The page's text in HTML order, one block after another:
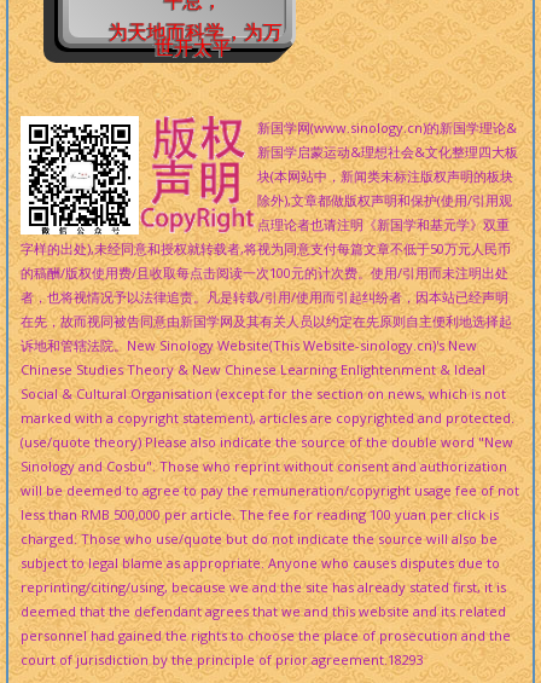
为天地而科学，为万
世开太平
新国学网(www.sinology.cn)的新国学理论&
新国学启蒙运动&理想社会&文化整理四大板
块(本网站中，新闻类未标注版权声明的板块
除外),文章都做版权声明和保护(使用/引用观
点理论者也请注明《新国学和基元学》双重
字样的出处),未经同意和授权就转载者,将视为同意支付每篇文章不低于50万元人民币
的稿酬/版权使用费/且收取每点击阅读一次100元的计次费。使用/引用而未注明出处
者，也将视情况予以法律追责。凡是转载/引用/使用而引起纠纷者，因本站已经声明
在先，故而视同被告同意由新国学网及其有关人员以约定在先原则自主便利地选择起
诉地和管辖法院。New Sinology Website(This Website-sinology.cn)'s New
Chinese Studies Theory & New Chinese Learning Enlightenment & Ideal
Social & Cultural Organisation (except for the section on news, which is not
marked with a copyright statement), articles are copyrighted and protected.
(use/quote theory) Please also indicate the source of the double word "New
Sinology and Cosbu". Those who reprint without consent and authorization
will be deemed to agree to pay the remuneration/copyright usage fee of not
less than RMB 500,000 per article. The fee for reading 100 yuan per click is
charged. Those who use/quote but do not indicate the source will also be
subject to legal blame as appropriate. Anyone who causes disputes due to
reprinting/citing/using, because we and the site has already stated first, it is
deemed that the defendant agrees that we and this website and its related
personnel had gained the rights to choose the place of prosecution and the
court of jurisdiction by the principle of prior agreement.18293